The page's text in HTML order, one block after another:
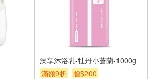
澡享沐浴乳-牡丹小蒼蘭-1000g
滿額9折
贈$200